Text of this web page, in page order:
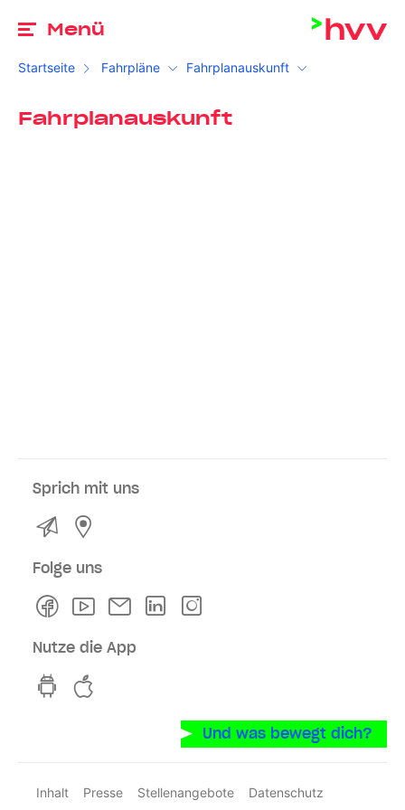
Menü
Startseite Fahrpläne Fahrplanauskunft
Fahrplanauskunft
Sprich mit uns
Kontakt
Folge uns
FacebookYoutubeNewsletterLinkedln
Nutze die App
hvv switch App auf GooglePlay
Und was bewegt dich?
Inhalt Presse Stellenangebote
Datenschutz